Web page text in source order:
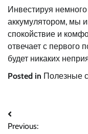
Инвестируя
аккумулятором, мы
спокойствие и
отвечает с первого
будет никаких
Posted in Полезные
Навигация
Previous: